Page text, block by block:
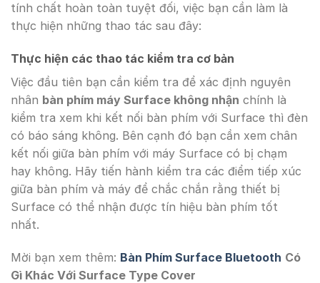
tính chất hoàn toàn tuyệt đối, việc bạn cần làm là
thực hiện những thao tác sau đây:
Thực hiện các thao tác kiểm tra cơ bản
Việc đầu tiên bạn cần kiểm tra để xác định nguyên
nhân bàn phím máy Surface không nhận chính là
kiểm tra xem khi kết nối bàn phím với Surface thì đèn
có báo sáng không. Bên cạnh đó bạn cần xem chân
kết nối giữa bàn phím với máy Surface có bị chạm
hay không. Hãy tiến hành kiểm tra các điểm tiếp xúc
giữa bàn phím và máy để chắc chắn rằng thiết bị
Surface có thể nhận được tín hiệu bàn phím tốt
nhất.
Mời bạn xem thêm: Bàn Phím Surface Bluetooth Có
Gì Khác Với Surface Type Cover